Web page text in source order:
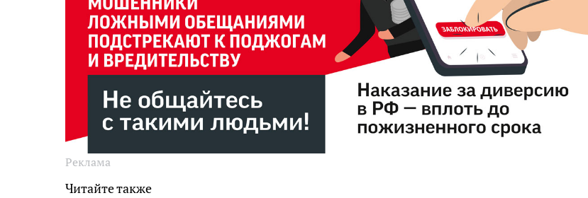
Реклама
Читайте также